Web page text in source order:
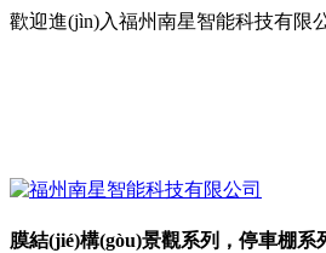
歡迎進(jìn)入福州南星智能科技有限
膜結(jié)構(gòu)景觀系列，停車棚系